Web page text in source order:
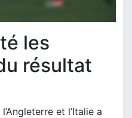
les
résultat
et l’Italie a